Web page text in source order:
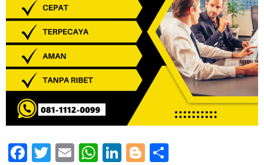
Facebook
Twitter
EmailWhatsApp
LinkedIn
Blogger